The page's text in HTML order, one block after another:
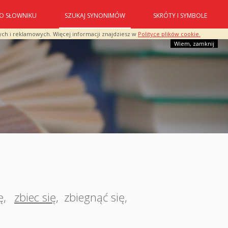
i reklamowych. Więcej informacji znajdziesz w Polityce plików cookie.
Wiem, zamknij
O SŁOWNIKU SZUKAJ SYNONIMÓW SKRÓTY I SYMBOLE
, zbiec się, zbiegnąć się,